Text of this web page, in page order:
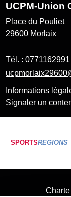
UCPM-Union
Place du Pouliet
29600 Morlaix
Tél. : 0771162991
Informations
Signaler un
SPORTSREGIONS